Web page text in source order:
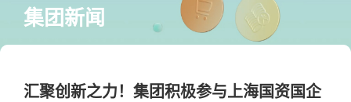
集团新闻
汇聚创新之力！集团积极参与上海国资国企